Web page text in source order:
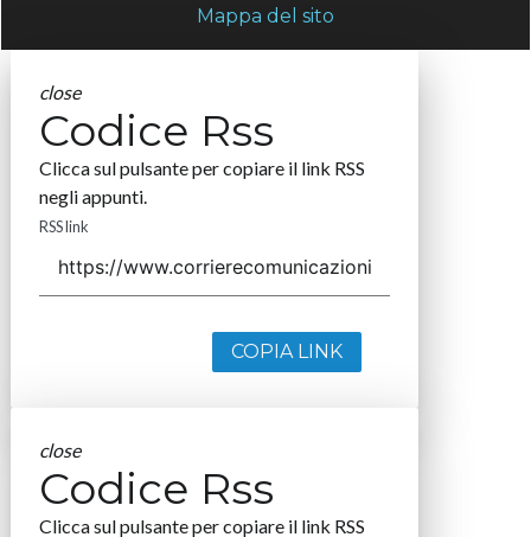
Mappa del sito
close
Codice Rss
Clicca sul pulsante per copiare il link RSS
negli appunti.
RSS link
COPIA LINK
close
Codice Rss
Clicca sul pulsante per copiare il link RSS